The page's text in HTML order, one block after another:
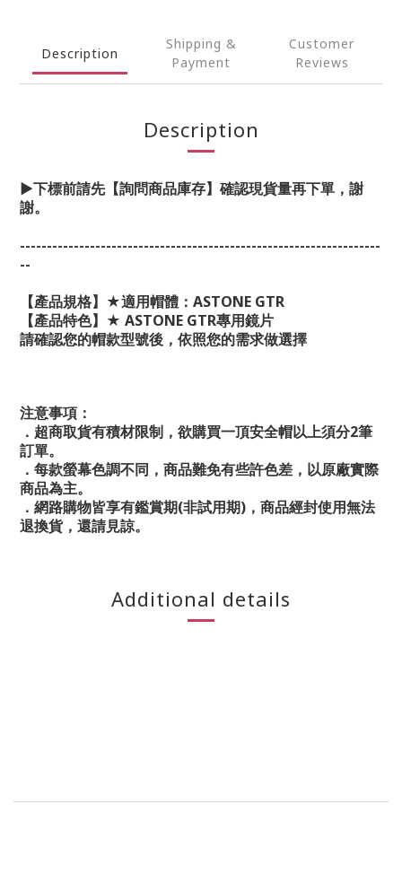
Description
Shipping &
Payment
Customer
Reviews
Description
▶下標前請先【詢問商品庫存】確認現貨量再下單，謝
謝。
-------------------------------------------------------------------
--
【產品規格】★適用帽體：ASTONE GTR
【產品特色】★ ASTONE GTR專用鏡片
請確認您的帽款型號後，依照您的需求做選擇
注意事項：
．超商取貨有積材限制，欲購買一頂安全帽以上須分2筆
訂單。
．每款螢幕色調不同，商品難免有些許色差，以原廠實際
商品為主。
．網路購物皆享有鑑賞期(非試用期)，商品經封使用無法
退換貨，還請見諒。
Additional details